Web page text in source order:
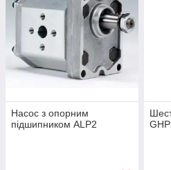
Насос з опорним
підшипником ALP2